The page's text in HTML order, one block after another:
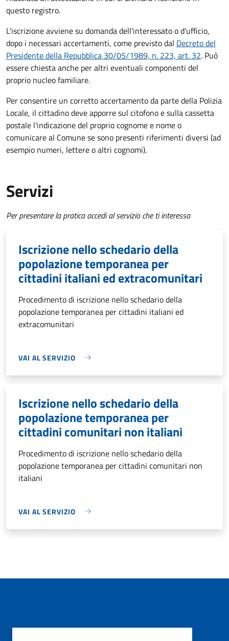
questo registro.
L'iscrizione avviene su domanda dell'interessato o d'ufficio,
dopo i necessari accertamenti, come previsto dal Decreto del
Presidente della Repubblica 30/05/1989, n. 223, art. 32. Può
essere chiesta anche per altri eventuali componenti del
proprio nucleo familiare.
Per consentire un corretto accertamento da parte della Polizia
Locale, il cittadino deve apporre sul citofono e sulla cassetta
postale l'indicazione del proprio cognome e nome o
comunicare al Comune se sono presenti riferimenti diversi (ad
esempio numeri, lettere o altri cognomi).
Servizi
Per presentare la pratica accedi al servizio che ti interessa
Iscrizione nello schedario della
popolazione temporanea per
cittadini italiani ed extracomunitari
Procedimento di iscrizione nello schedario della
popolazione temporanea per cittadini italiani ed
extracomunitari
VAI AL SERVIZIO
Iscrizione nello schedario della
popolazione temporanea per
cittadini comunitari non italiani
Procedimento di iscrizione nello schedario della
popolazione temporanea per cittadini comunitari non
italiani
VAI AL SERVIZIO